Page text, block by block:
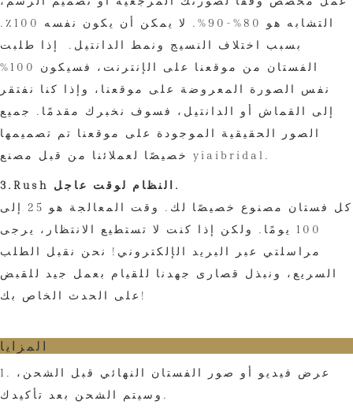
التشابه هو 80%-90%. لا يمكن أن يكون نفسه 100٪.
بسبب اختلاف النسيج ونمط الدانتيل. إذا طلبت
الفستان من موقعنا على الإنترنت، فسيكون 100%
نفس الصورة المعروضة على موقعنا، وإذا كنا نفتقر
إلى القماش أو الدانتيل، فسوف نخبرك مقدمًا. جميع
الصور الحقيقية الموجودة على موقعنا تم تصميمها
خصيصًا لعملائنا من قبل مصنع yiaibridal.
3.Rush النظام لوقت عاجل.
كل فستان مصنوع خصيصًا لك. وقت المعالجة هو 25 إلى
100 يومًا. ولكن إذا كنت لا تستطيع الانتظار، يرجى
مراسلتي عبر البريد الإلكتروني! نحن نقبل الطلب
السريع، ونبذل قصارى جهدنا للقيام بعمل جيد للقبض
على الحدث الخاص بك!
المزايا
1. عرض فيديو أو صور الفستان النهائي قبل الشحن،
وسيتم الشحن بعد تأكيدك.